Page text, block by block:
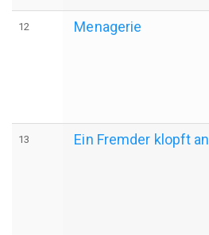
12 Menagerie
13 Ein Fremder klopft an